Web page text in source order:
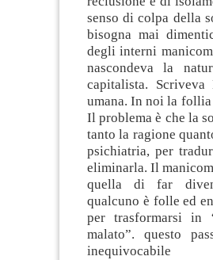
senso di colpa della
bisogna mai
degli interni
nascondeva la
capitalista.
umana. In noi la follia
Il problema è che la
tanto la ragione
psichiatria, per
eliminarla. Il
quella di far
qualcuno è folle ed
per trasformarsi in
malato”. questo
inequivocabile